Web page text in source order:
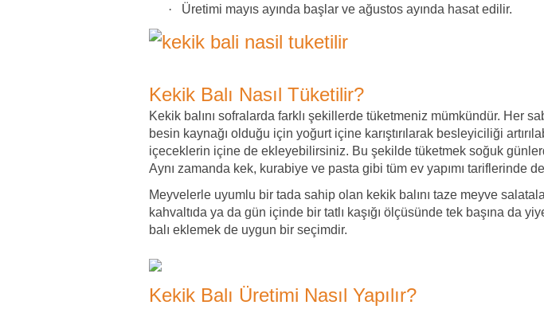
·
Üretimi mayıs ayında başlar ve ağustos ayında hasat edilir.
Kekik Balı Nasıl Tüketilir?
Kekik balını sofralarda farklı şekillerde tüketmeniz mümkündür. Her
besin kaynağı olduğu için yoğurt içine karıştırılarak besleyiciliği
içeceklerin içine de ekleyebilirsiniz. Bu şekilde tüketmek soğuk
Aynı zamanda kek, kurabiye ve pasta gibi tüm ev yapımı tariflerinde
Meyvelerle uyumlu bir tada sahip olan kekik balını taze meyve
kahvaltıda ya da gün içinde bir tatlı kaşığı ölçüsünde tek başına da
balı eklemek de uygun bir seçimdir.
Kekik Balı Üretimi Nasıl Yapılır?